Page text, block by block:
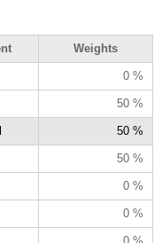
Weights
0 %
50 %
50 %
50 %
0 %
0 %